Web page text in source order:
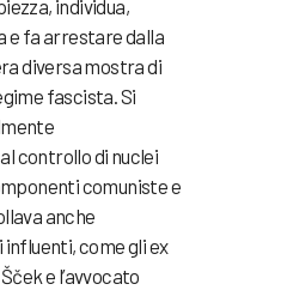
individua,
e fa arrestare dalla
diversa mostra di
fascista.Si
controllo di nuclei
comuniste e
anche
come gli ex
e l’avvocato